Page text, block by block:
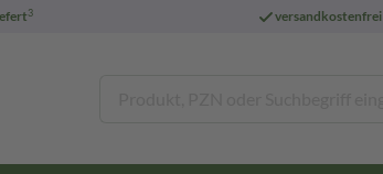
3 versandkostenfrei